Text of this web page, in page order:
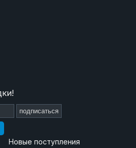
подписаться
Новые поступления